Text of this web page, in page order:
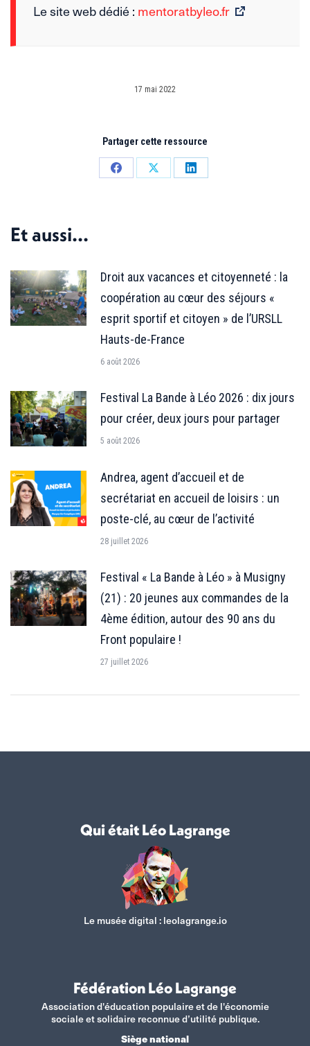
Le site web dédié : mentoratbyleo.fr
17 mai 2022
Partager cette ressource
PartagerPartagerPartager
Et aussi...
Droit aux vacances et citoyenneté : la
coopération au cœur des séjours «
esprit sportif et citoyen » de l’URSLL
Hauts-de-France
6 août 2026
Festival La Bande à Léo 2026 : dix jours
pour créer, deux jours pour partager
5 août 2026
Andrea, agent d’accueil et de
secrétariat en accueil de loisirs : un
poste-clé, au cœur de l’activité
28 juillet 2026
Festival « La Bande à Léo » à Musigny
(21) : 20 jeunes aux commandes de la
4ème édition, autour des 90 ans du
Front populaire !
27 juillet 2026
Qui était Léo Lagrange
Le musée digital :leolagrange.io
Fédération Léo Lagrange
Association d'éducation populaire et de l'économie
sociale et solidaire reconnue d’utilité publique.
Siège national